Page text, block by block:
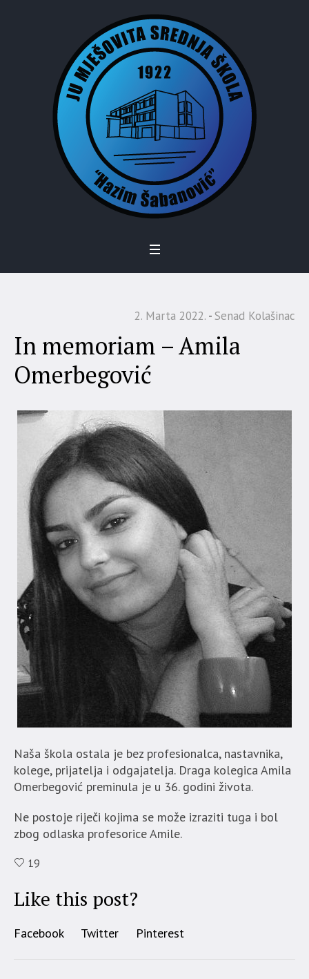
2. Marta 2022. Senad Kolašinac
In memoriam – Amila
Omerbegović
Naša škola ostala je bez profesionalca, nastavnika,
kolege, prijatelja i odgajatelja. Draga kolegica Amila
Omerbegović preminula je u 36. godini života.
Ne postoje riječi kojima se može izraziti tuga i bol
zbog odlaska profesorice Amile.
19
Like this post?
Facebook Twitter Pinterest